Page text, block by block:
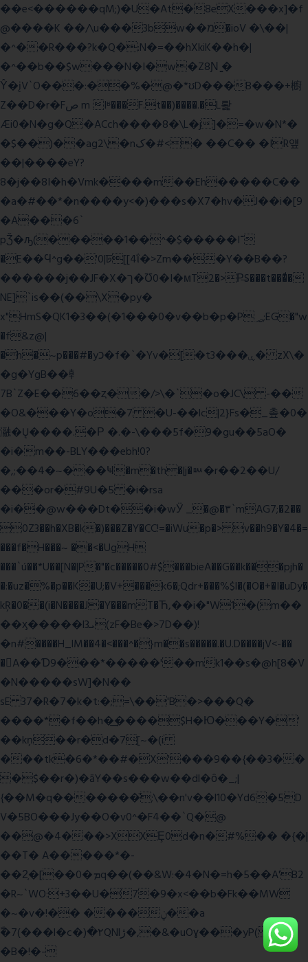
��e<������qM;)�U�At�8eX���x]�f
@����K ��/\u���3bw��מ�ioV �\��|
�^��R���?k�Q�:N�=��hXkiK��h�|
�^��b��$w���N�I�w�Z8Ɲ ͚�
Ŷ�įV`O���:��%�@�*ʊD���B���+櫥
Z��D�r�Fص m Iʶ���F.t��)����.�L뢅
Æi0�N�g�Q�ACch����8�\L�j]�=�w�N*�
�$��)��ag2\�nک�#<� ��C�� �IR얲
��|����eY?
8�j��8I�h�Vmk����m��Eh�����C��
�a�#��*�n����y<�)���s�X7�hv�J��i�[9
�A���6`
pǮ�ԡ(�����1��^�$�����I־
�E��Ϥ^g��'0|ꠓ[[4ΐ�>Zm���Y��B��?
������j��JF�X�ך�Ʊ0�I�мT2�>P̶S���t���ͩ�
NE]`is��(��\X�py�
x"HmS�QK1�3��(�1���0�v��b�p�P؃;EG�"w
�f&z@|
�h�~p���#�yכ�f�`�Yv�[�t3���ۑ� zX\�
�g�YgB��龺
7B`Z�E��6��ȥ��/>\�`�o�JC\ -��
�O&���Y�o�7 �U-��lc|2}Fs�_촢�0�
瀜�Ų����.�Ρ �.�-\���5f�9�gu��5aO�
�i�m��-BLY���ebh!0?
�,;��4�~���Ҹ�m�th�|j�ᇞ�r��2��U/
���or�#9U�5 �i�rsa
�i��@w���Dt��i�wӰ _�@�٣`mAG7;�2��
0Z3��h�XB�k�)���Z�Y�CC!=�iWu�p�> v��h9�Y�4�=
���f�H���~ ��<�UgH
���`ú��*U��[N�|P�"�c�����0#$���bieA��G��k���pjh�
�:�uz�%�p��K�U;�V+���k6�;Qdr+���%$l�(�O�+�I�uDy�
kŖ�0��(i�N����J�Y���mT�Ћ,��i�"W1�(m��
��ӽ�����l3ܝ(zF�Be�>7D��)!
�n#����H_lM��4�<���^�}m��s�����.�U.D����jV<-��
�A��Ɗ9���*�����'��mk1��s�@h[8�V
�N�����sW]�N��
sE 37�R�7�k�t:�;=\��'B�>���Q�
����*�f��h�͢����$H�Ю���Y�'
��kņ��r�d�7[~�(i
���tk�6�*��#�X'���9��{��3��
�$��r�)�āY��s���w��dl�ȏ�_;|
{��M�q�������̆;\��n'v��l10�Yd6�5D
V�5BO���Jy��O�v0^�F4��`Q�@
��@�4���>XXȨ0d�n�#%�� �{�|
��T� A�����*�-
��2͔�[��0�ܡq��(��&W:�4�N�=h�5��A'B2
�R~`WO:+3��U�7�9�x<��b�Fk��MW
�~�v�!�� ����ݧ��a
ّ�7(���l�c�)�۲QNlڙ�,�&�uOɣ���yP( z�D|
�B�!�-